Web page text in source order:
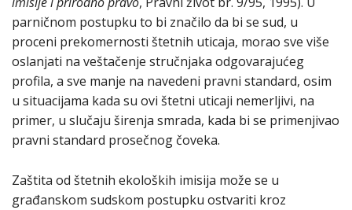
parničnom postupku to bi značilo da bi se sud, u
proceni prekomernosti štetnih uticaja, morao sve više
oslanjati na veštačenje stručnjaka odgovarajućeg
profila, a sve manje na navedeni pravni standard, osim
u situacijama kada su ovi štetni uticaji nemerljivi, na
primer, u slučaju širenja smrada, kada bi se primenjivao
pravni standard prosečnog čoveka.
Zaštita od štetnih ekoloških imisija može se u
građanskom sudskom postupku ostvariti kroz